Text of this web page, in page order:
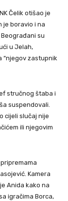
Čelik otišao je
je boravio i na
su
u Jelah,
“njegov zastupnik
stručnog štaba i
suspendovali.
cijeli slučaj nije
ili njegovim
Kamera
Anida kako na
igračima Borca,